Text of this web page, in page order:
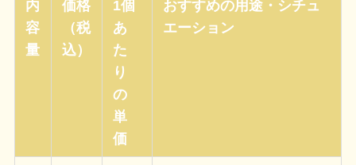
内
容
量
価格
（税
込）
1個
あ
た
り
の
単
価
おすすめの用途・シチュ
エーション